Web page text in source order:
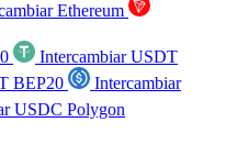
Ethereum
Intercambiar USDT
BEP20
Intercambiar
USDC Polygon